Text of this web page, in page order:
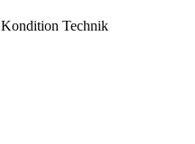
Kondition Technik